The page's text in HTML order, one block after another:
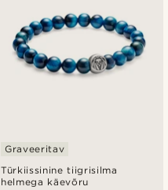
Türkiissinine tiigrisilma
helmega käevõru
Graveeritav